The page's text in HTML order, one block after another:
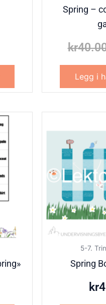
Spring –
kr
Legg i
5-7.
Spring
kr